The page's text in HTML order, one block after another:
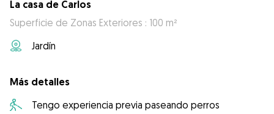
La casa de Carlos
Superficie de Zonas Exteriores : 100 m²
Jardín
Más detalles
Tengo experiencia previa paseando perros